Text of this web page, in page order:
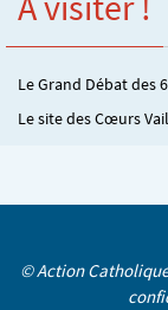
Le Grand Débat des
Le site des Cœurs
© Action